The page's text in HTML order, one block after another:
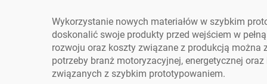
Wykorzystanie nowych materiałów w szybkim
doskonalić swoje produkty przed wejściem w
rozwoju oraz koszty związane z produkcją można
potrzeby branż motoryzacyjnej, energetycznej
związanych z szybkim prototypowaniem.